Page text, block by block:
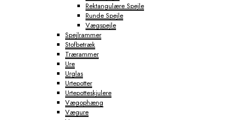
Rektangulære Spejle
Runde Spejle
Vægspejle
Spejlrammer
Stofbetræk
Trærammer
Ure
Urglas
Urtepotter
Urtepotteskjulere
Vægophæng
Vægure